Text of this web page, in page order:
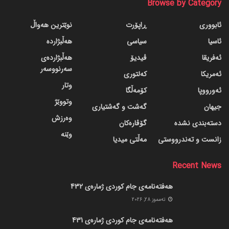
Browse by Category
ئابووری
ئاسیا
ئەفریقا
ئەمریکا
ئەورووپا
جیهان
دسته‌بندی نشده
زانست و تەندرووستی
ڕاپۆرت
سیاسی
ڤیدیۆ
کەلتوری
کۆمەڵگا
گه‌شت و گه‌شتیاری
گۆڤاره‌کان
مەڵتی میدیا
نوێترین هەواڵ
هەڵبژاردە
هەڵبژاردەی
سەرنووسەر
وتار
وتووێژ
وەرزش
وێنە
Recent News
هەفتەنامەی جام کوردی ژمارەی 432
ته‌مموز 28, 2026
هەفتەنامەی جام کوردی ژمارەی 431